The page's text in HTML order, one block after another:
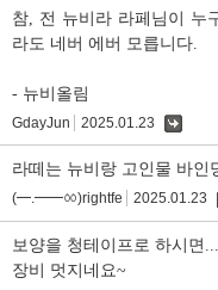
참, 전 뉴비라 라페님이 누
라도 네버 에버 모릅니다.
- 뉴비올림
GdayJun 2025.01.23
글
라떼는 뉴비랑 고인물 바인
(━.━━ㆀ)rightfe 2025.01.23
보양을 청테이프로 하시면
장비 멋지네요~